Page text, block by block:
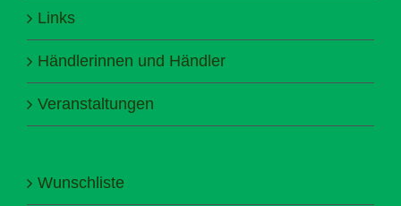
Links
Händlerinnen und Händler
Veranstaltungen
Wunschliste